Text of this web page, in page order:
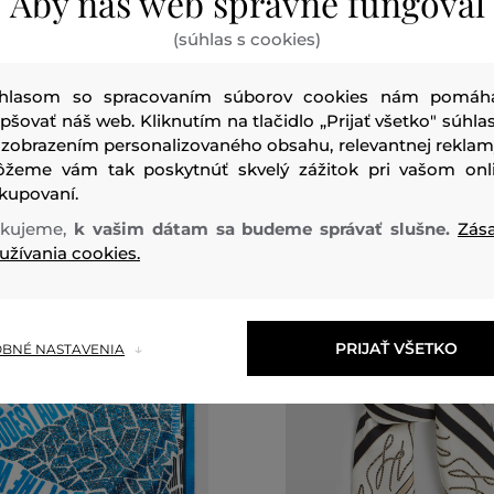
ACTIVE SHAWLS
90 €
ŠATKA CAMEL ACTIVE SHAWLS
Dostupné veľkosti:
Jedna veľkosť
(súhlas s cookies)
so spracovaním súborov cookies nám
náš web. Kliknutím na tlačidlo „Prijať všetko"
personalizovaného obsahu, relevantnej
vám tak poskytnúť skvelý zážitok pri vašom
k vašim dátam sa budeme správať slušne.
cookies.
NASTAVENIA PRIJAŤ VŠETKO